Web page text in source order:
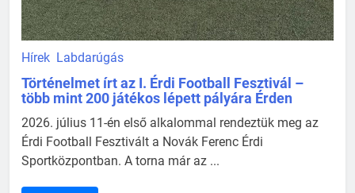
Hírek Labdarúgás
Történelmet írt az I. Érdi Football Fesztivál –
több mint 200 játékos lépett pályára Érden
2026. július 11-én első alkalommal rendeztük meg az
Érdi Football Fesztivált a Novák Ferenc Érdi
Sportközpontban. A torna már az ...